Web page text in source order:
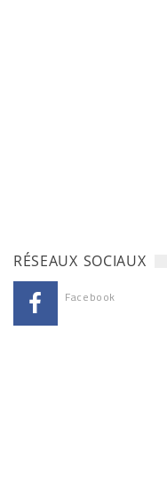
RÉSEAUX SOCIAUX
Facebook